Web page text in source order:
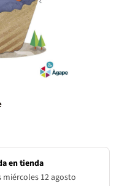
en tienda
12 agosto